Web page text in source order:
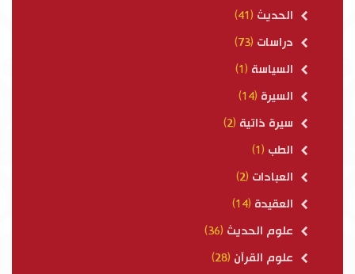
الحديث (41)
دراسات (73)
السياسة (1)
السيرة (14)
سيرة ذاتية (2)
الطب (1)
العبادات (2)
العقيدة (14)
علوم الحديث (36)
علوم القرآن (28)